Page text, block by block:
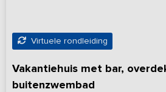
Virtuele rondleiding
Vakantiehuis met bar,
buitenzwembad